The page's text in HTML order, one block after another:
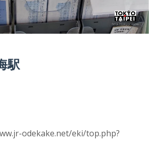
駅
odekake.net/eki/top.php?